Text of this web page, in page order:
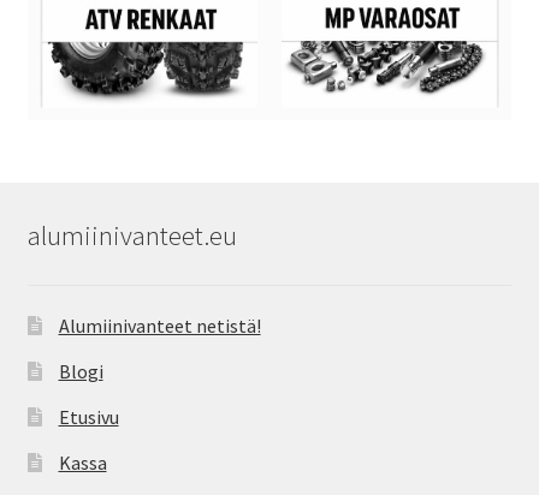
alumiinivanteet.eu
Alumiinivanteet netistä!
Blogi
Etusivu
Kassa